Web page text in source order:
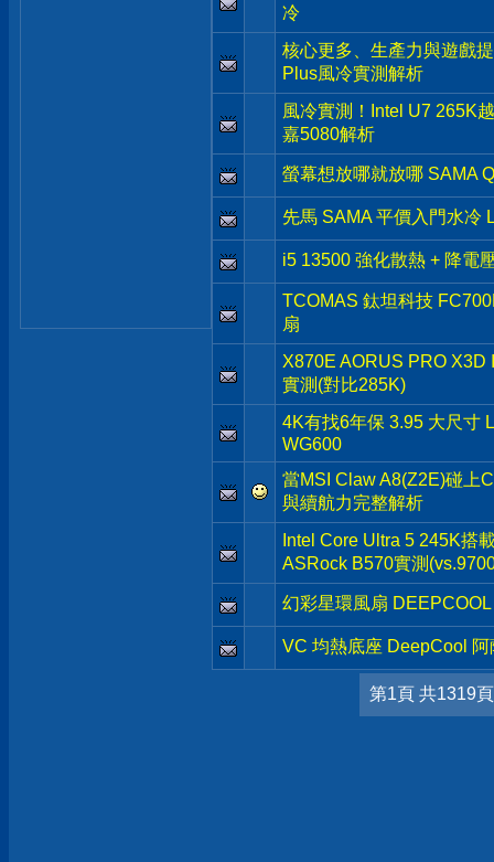
冷
核心更多、生產力與遊戲
Plus風冷實測解析
風冷實測！Intel U7 265K
嘉5080解析
螢幕想放哪就放哪 SAMA
先馬 SAMA 平價入門水冷
i5 13500 強化散熱 + 降電
TCOMAS 鈦坦科技
扇
X870E AORUS PRO
實測(對比285K)
4K有找6年保 3.95 大尺寸
WG600
當MSI Claw A8(Z2E)碰上
與續航力完整解析
Intel Core Ultra 5 245K搭
ASRock B570實測
幻彩星環風扇
VC 均熱底座 DeepCool
第1頁 共1319頁